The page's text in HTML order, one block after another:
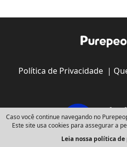
Política de Privacidade|
Copyright ©
Caso você continue navegando no
Este site usa cookies para assegurar a
Leia nossa política